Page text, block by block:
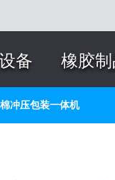
备 橡胶
棉冲压包装一体机